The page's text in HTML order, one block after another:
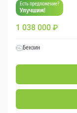
Есть предложение?
Улучшим!
1 038 000 ₽
Бензин